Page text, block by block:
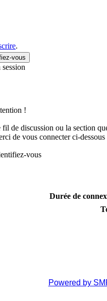
.
!
fil de discussion ou la section
de vous connecter ci-dessous
vous
Durée de
Powered by